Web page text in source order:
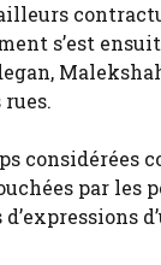
s’est
rues.
par les